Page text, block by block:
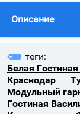
Описание
теги:
Белая
Краснодар
Модульный
Гостиная